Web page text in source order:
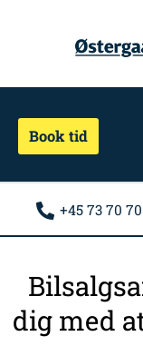
Book tid
+45 73 70
dig med